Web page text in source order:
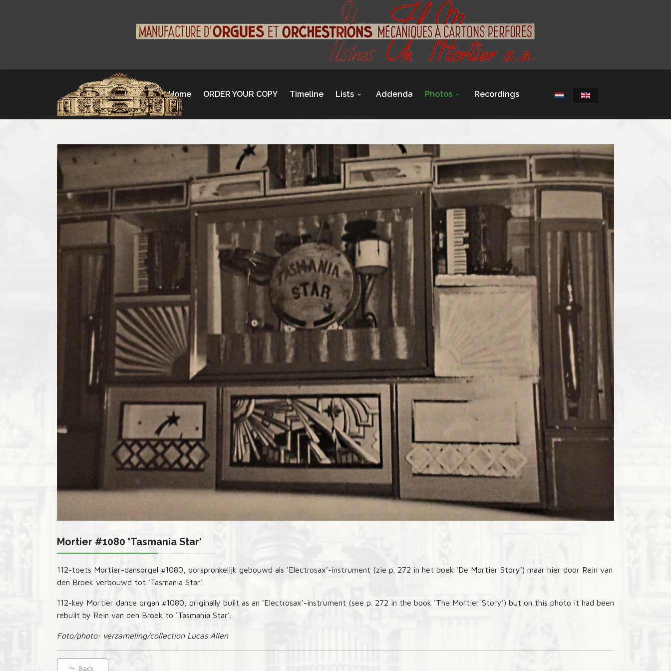
Home ORDER YOUR COPY Timeline Lists Addenda Photos Recordings
Mortier #1080 'Tasmania Star'
112-toets Mortier-dansorgel #1080, oorspronkelijk gebouwd als 'Electrosax'-instrument (zie p. 272 in het boek 'De Mortier Story') maar hier door Rein van
den Broek verbouwd tot 'Tasmania Star'.
112-key Mortier dance organ #1080, originally built as an 'Electrosax'-instrument (see p. 272 in the book 'The Mortier Story') but on this photo it had been
rebuilt by Rein van den Broek to 'Tasmania Star'.
Foto/photo: verzameling/collection Lucas Allen
Back